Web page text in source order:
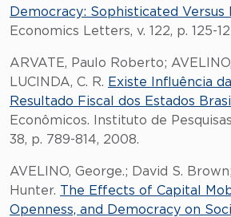
Democracy: Sophisticated Versus
Economics Letters, v. 122, p. 125-
ARVATE, Paulo Roberto;
LUCINDA, C. R. Existe Influência
Resultado Fiscal dos Estados
Econômicos. Instituto de
38, p. 789-814, 2008.
AVELINO, George.; David S.
Hunter. The Effects of Capital
Openness, and Democracy on